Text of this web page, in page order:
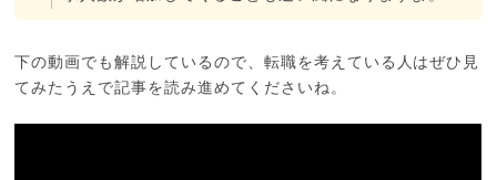
下の動画でも解説しているので、転職を考えている人はぜひ見
てみたうえで記事を読み進めてくださいね。